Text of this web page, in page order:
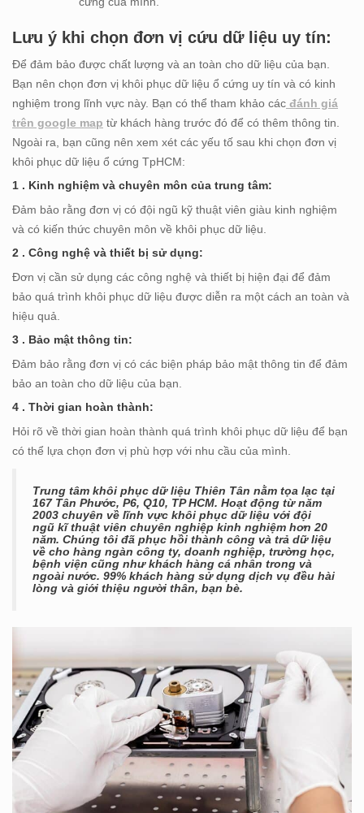
Lưu ý khi chọn đơn vị cứu dữ liệu uy tín:
Để đảm bảo được chất lượng và an toàn cho dữ liệu của bạn.
Bạn nên chọn đơn vị khôi phục dữ liệu ổ cứng uy tín và có kinh
nghiệm trong lĩnh vực này. Bạn có thể tham khảo các đánh giá
trên google map từ khách hàng trước đó để có thêm thông tin.
Ngoài ra, bạn cũng nên xem xét các yếu tố sau khi chọn đơn vị
khôi phục dữ liệu ổ cứng TpHCM:
1 . Kinh nghiệm và chuyên môn của trung tâm:
Đảm bảo rằng đơn vị có đội ngũ kỹ thuật viên giàu kinh nghiệm
và có kiến thức chuyên môn về khôi phục dữ liệu.
2 . Công nghệ và thiết bị sử dụng:
Đơn vị cần sử dụng các công nghệ và thiết bị hiện đại để đảm
bảo quá trình khôi phục dữ liệu được diễn ra một cách an toàn và
hiệu quả.
3 . Bảo mật thông tin:
Đảm bảo rằng đơn vị có các biện pháp bảo mật thông tin để đảm
bảo an toàn cho dữ liệu của bạn.
4 . Thời gian hoàn thành:
Hỏi rõ về thời gian hoàn thành quá trình khôi phục dữ liệu để bạn
có thể lựa chọn đơn vị phù hợp với nhu cầu của mình.
Trung tâm khôi phục dữ liệu Thiên Tân nằm tọa lạc tại
167 Tân Phước, P6, Q10, TP HCM. Hoạt động từ năm
2003 chuyên về lĩnh vực khôi phục dữ liệu với đội
ngũ kĩ thuật viên chuyên nghiệp kinh nghiệm hơn 20
năm. Chúng tôi đã phục hồi thành công và trả dữ liệu
về cho hàng ngàn công ty, doanh nghiệp, trường học,
bệnh viện cũng như khách hàng cá nhân trong và
ngoài nước. 99% khách hàng sử dụng dịch vụ đều hài
lòng và giới thiệu người thân, bạn bè.